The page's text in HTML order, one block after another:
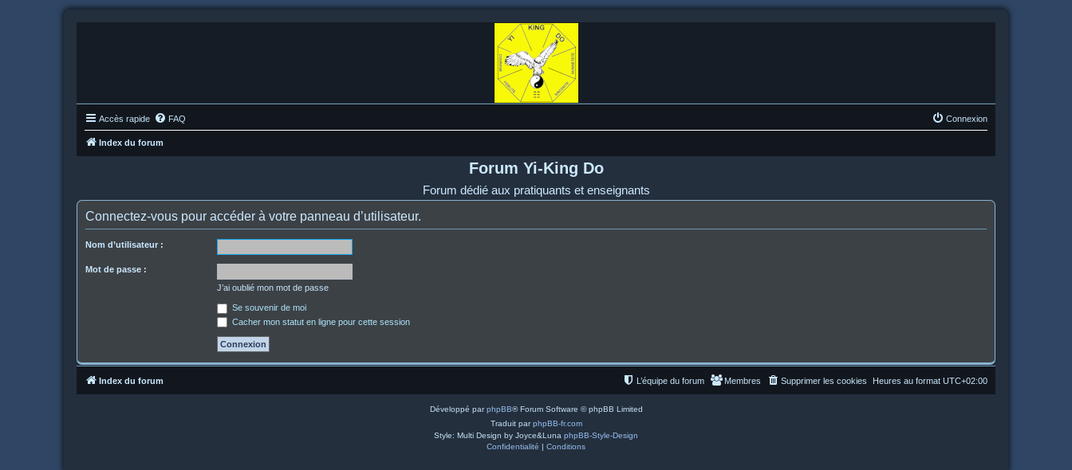
Accès rapide FAQ Connexion
Index du forum
Forum Yi-King Do
Forum dédié aux pratiquants et enseignants
Connectez-vous pour accéder à votre panneau d’utilisateur.
Nom d’utilisateur :
Mot de passe :
J’ai oublié mon mot de passe
Se souvenir de moi
Cacher mon statut en ligne pour cette session
Index du forum Heures au format UTC+02:00
Supprimer les cookies
Membres
L’équipe du forum
Développé parphpBB® Forum Software © phpBB Limited
Traduit parphpBB-fr.com
Style: Multi Design by Joyce&Luna phpBB-Style-Design
Confidentialité | Conditions